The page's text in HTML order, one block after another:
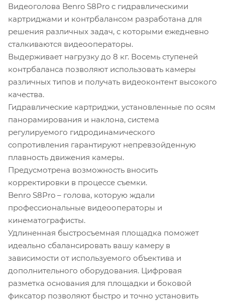
Видеоголова Benro S8Pro с гидравлическими
картриджами и контрбалансом разработана для
решения различных задач, с которыми ежедневно
сталкиваются видеооператоры.
Выдерживает нагрузку до 8 кг. Восемь ступеней
контрбаланса позволяют использовать камеры
различных типов и получать видеоконтент высокого
качества.
Гидравлические картриджи, установленные по осям
панорамирования и наклона, система
регулируемого гидродинамического
сопротивления гарантируют непревзойденную
плавность движения камеры.
Предусмотрена возможность вносить
корректировки в процессе съемки.
Benro S8Pro – голова, которую ждали
профессиональные видеооператоры и
кинематографисты.
Удлиненная быстросъемная площадка поможет
идеально сбалансировать вашу камеру в
зависимости от используемого объектива и
дополнительного оборудования. Цифровая
разметка основания для площадки и боковой
фиксатор позволяют быстро и точно установить